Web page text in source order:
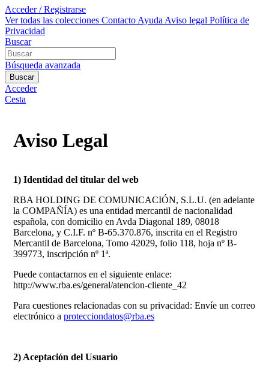
Acceder / Registrarse
Ver todas las colecciones Contacto Ayuda Aviso legal Política de
Privacidad
Buscar
Búsqueda avanzada
Buscar
Acceder
Cesta
Aviso Legal
1) Identidad del titular del web
RBA HOLDING DE COMUNICACIÓN, S.L.U. (en adelante
la COMPAÑÍA) es una entidad mercantil de nacionalidad
española, con domicilio en Avda Diagonal 189, 08018
Barcelona, y C.I.F. nº B-65.370.876, inscrita en el Registro
Mercantil de Barcelona, Tomo 42029, folio 118, hoja nº B-
399773, inscripción nº 1ª.
Puede contactarnos en el siguiente enlace:
http://www.rba.es/general/atencion-cliente_42
Para cuestiones relacionadas con su privacidad: Envíe un correo
electrónico a protecciondatos@rba.es
2) Aceptación del Usuario